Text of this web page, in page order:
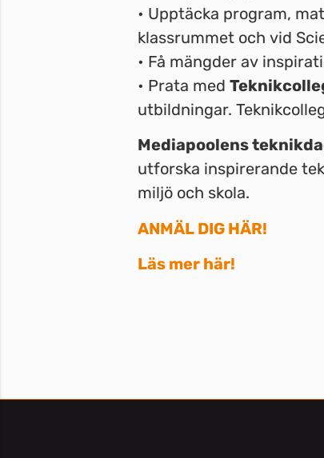
• Upptäcka program,
klassrummet och vid
• Få mängder av
• Prata med
utbildningar.
Mediapoolens
utforska inspirerande
miljö och skola.
ANMÄL DIG HÄR!
Läs mer här!